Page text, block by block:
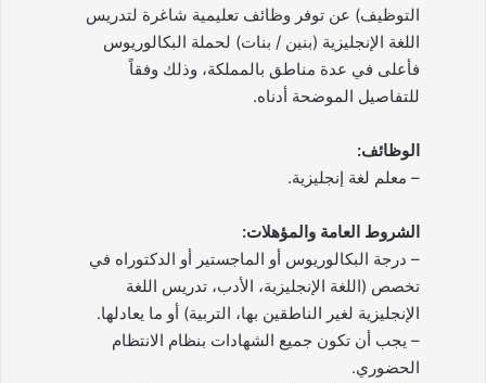
التوظيف) عن توفر وظائف تعليمية شاغرة لتدريس
اللغة الإنجليزية (بنين / بنات) لحملة البكالوريوس
فأعلى في عدة مناطق بالمملكة، وذلك وفقاً
للتفاصيل الموضحة أدناه.
الوظائف:
– معلم لغة إنجليزية.
الشروط العامة والمؤهلات:
– درجة البكالوريوس أو الماجستير أو الدكتوراه في
تخصص (اللغة الإنجليزية، الأدب، تدريس اللغة
الإنجليزية لغير الناطقين بها، التربية) أو ما يعادلها.
– يجب أن تكون جميع الشهادات بنظام الانتظام
الحضوري.